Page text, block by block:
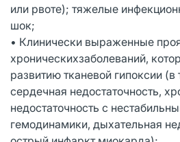
или рвоте); тяжелые
шок;
• Клинически выраженные
хроническихзаболеваний,
развитию тканевой гипоксии (в
сердечная недостаточность,
недостаточность с
гемодинамики, дыхательная